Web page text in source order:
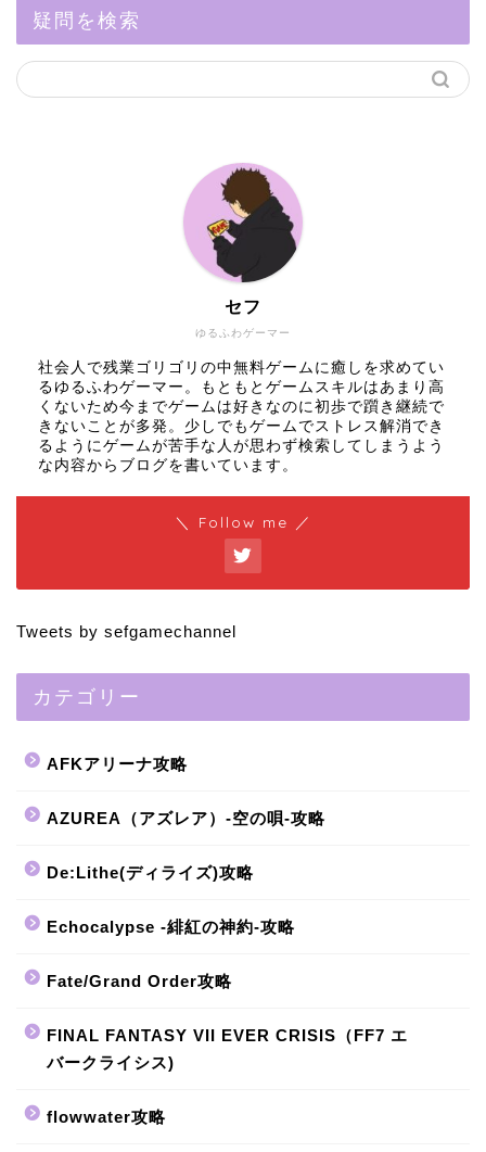
疑問を検索
ゆるふわゲーマー
セフ
社会人で残業ゴリゴリの中無料ゲームに癒しを求めてい
るゆるふわゲーマー。もともとゲームスキルはあまり高
くないため今までゲームは好きなのに初歩で躓き継続で
きないことが多発。少しでもゲームでストレス解消でき
るようにゲームが苦手な人が思わず検索してしまうよう
な内容からブログを書いています。
＼ Follow me ／
Tweets by sefgamechannel
カテゴリー
AFKアリーナ攻略
AZUREA（アズレア）-空の唄-攻略
De:Lithe(ディライズ)攻略
Echocalypse -緋紅の神約-攻略
Fate/Grand Order攻略
FINAL FANTASY VII EVER CRISIS（FF7 エ
バークライシス)
flowwater攻略